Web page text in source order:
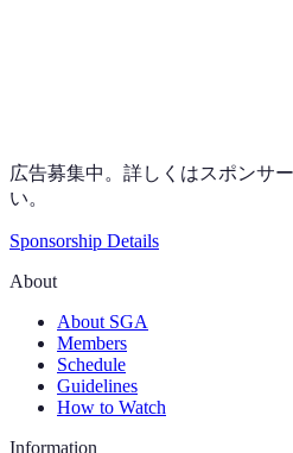
広告募集中。詳しくはスポンサ
い。
Sponsorship Details
About
About SGA
Members
Schedule
Guidelines
How to Watch
Information